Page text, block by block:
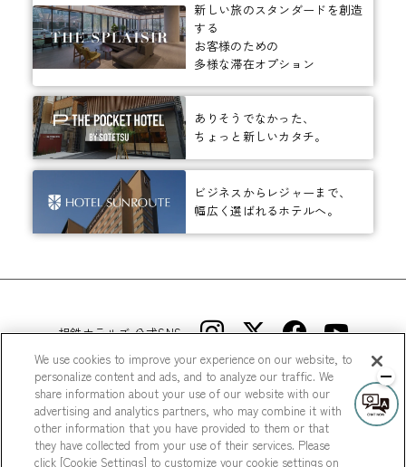
新しい旅のスタンダードを創造
する
お客様のための
多様な滞在オプション
ありそうでなかった、
ちょっと新しいカタチ。
ビジネスからレジャーまで、
幅広く選ばれるホテルへ。
相鉄ホテルズ 公式SNS
© Sotetsu Hotel Management CO., LTD.
We use cookies to improve your experience on our website, to
personalize content and ads, and to analyze our traffic. We
share information about your use of our website with our
advertising and analytics partners, who may combine it with
other information that you have provided to them or that
they have collected from your use of their services. Please
click [Cookie Settings] to customize your cookie settings on